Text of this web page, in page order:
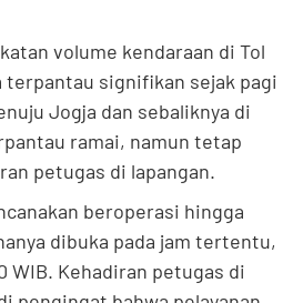
volume kendaraan di Tol
terpantau signifikan sejak pagi
Jogja dan sebaliknya di
ramai, namun tetap
petugas di lapangan.
beroperasi hingga
dibuka pada jam tertentu,
WIB. Kehadiran petugas di